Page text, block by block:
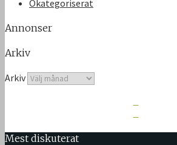
Okategoriserat
Annonser
Arkiv
Arkiv
Mest diskuterat